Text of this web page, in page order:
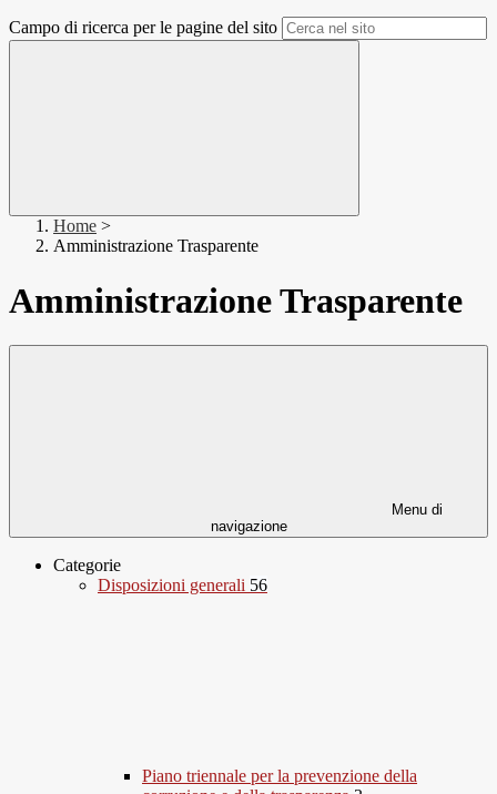
Campo di ricerca per le pagine del sito
Home >
Amministrazione Trasparente
Amministrazione Trasparente
Menu di
navigazione
Categorie
Disposizioni generali 56
Piano triennale per la prevenzione della